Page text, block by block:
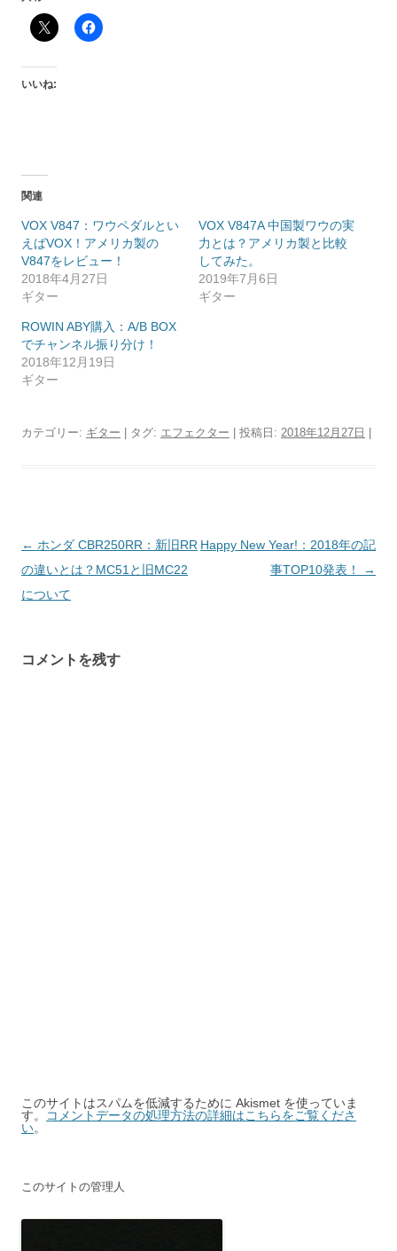
いいね:
関連
VOX V847：ワウペダルとい
えばVOX！アメリカ製の
V847をレビュー！
2018年4月27日
ギター
VOX V847A 中国製ワウの実
力とは？アメリカ製と比較
してみた。
2019年7月6日
ギター
ROWIN ABY購入：A/B BOX
でチャンネル振り分け！
2018年12月19日
ギター
カテゴリー: ギター | タグ: エフェクター | 投稿日: 2018年12月27日 |
投
稿
ナ
ー
← ホンダ CBR250RR：新旧RR
の違いとは？MC51と旧MC22
について
Happy New Year!：2018年の記
事TOP10発表！
→
コメントを残す
このサイトはスパムを低減するために Akismet を使っていま
す。
コメントデータの処理方法の詳細はこちらをご覧くださ
い。
このサイトの管理人